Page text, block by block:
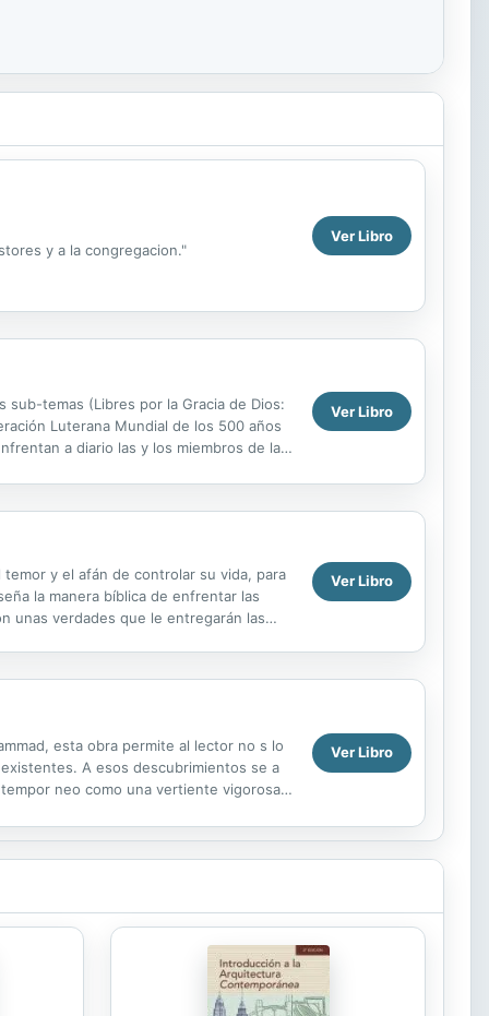
y a la congregacion."
Ver Libro
temas (Libres por la Gracia de Dios:
Luterana Mundial de los 500 años
a diario las y los miembros de la
Ver Libro
y el afán de controlar su vida, para
la manera bíblica de enfrentar las
unas verdades que le entregarán las
Ver Libro
esta obra permite al lector no s lo
A esos descubrimientos se a
neo como una vertiente vigorosa y
Ver Libro